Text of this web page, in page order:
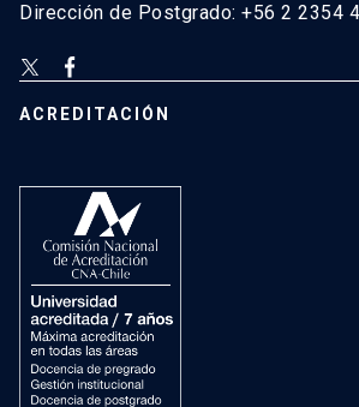
Dirección de Postgrado: +56 2 2354
ACREDITACIÓN